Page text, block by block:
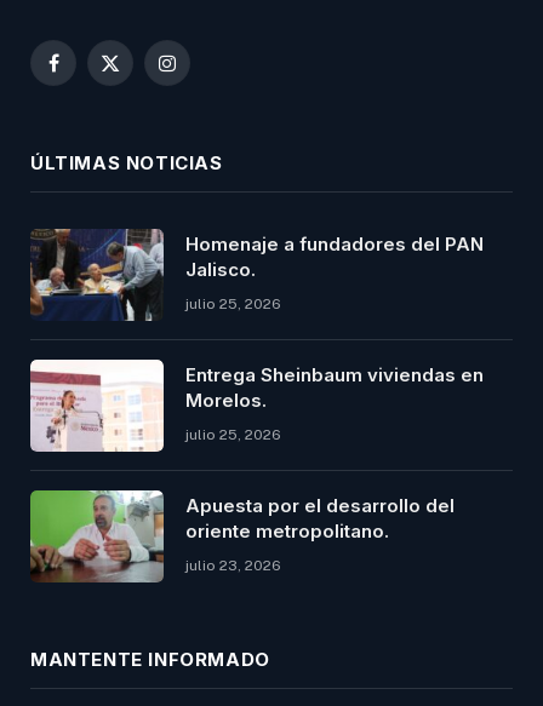
Facebook
X
Instagram
ÚLTIMAS NOTICIAS
Homenaje a fundadores del PAN
Jalisco.
julio 25, 2026
Entrega Sheinbaum viviendas en
Morelos.
julio 25, 2026
Apuesta por el desarrollo del
oriente metropolitano.
julio 23, 2026
MANTENTE INFORMADO